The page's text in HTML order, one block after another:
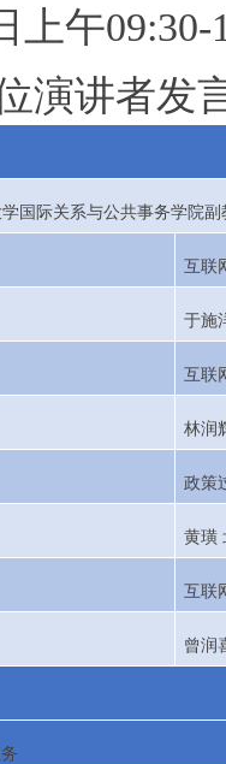
上午
演讲者发
国际关系与公共事务学院
互联
于施
互联
林润
政策
黄璜
互联
曾润